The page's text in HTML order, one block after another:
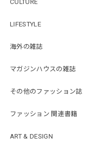
CULTURE
LIFESTYLE
海外の雑誌
マガジンハウスの雑誌
その他のファッション誌
ファッション 関連書籍
ART & DESIGN